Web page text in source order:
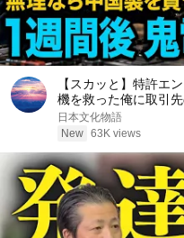
【スカッと】特許エ
機を救った俺に取引
ら中国製を買う」1週
の競合と5倍で独占契
日本文化物語
New 63K views